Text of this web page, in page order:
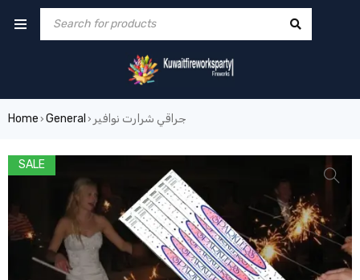
Home › General › جراقي شرارت نوافير
SALE